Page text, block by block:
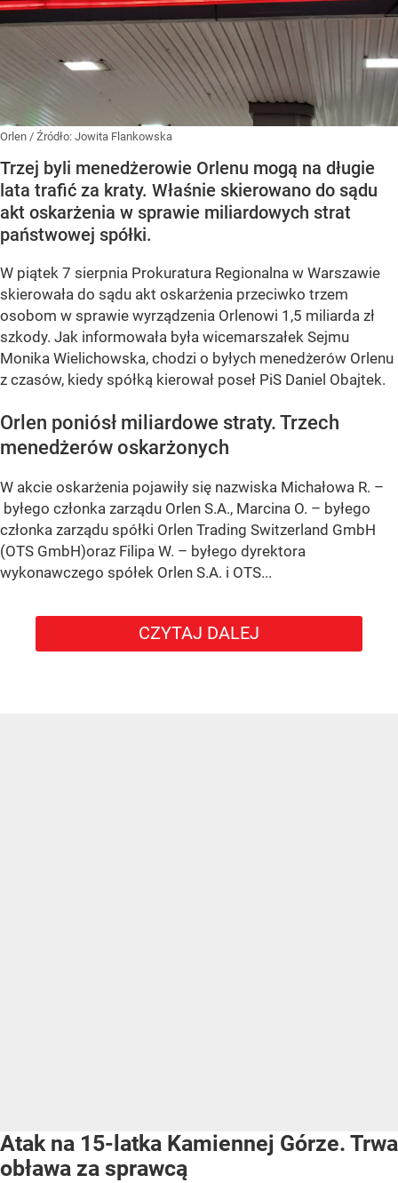
Orlen / Źródło: Jowita Flankowska
Trzej byli menedżerowie Orlenu mogą na długie
lata trafić za kraty. Właśnie skierowano do sądu
akt oskarżenia w sprawie miliardowych strat
państwowej spółki.
W piątek 7 sierpnia Prokuratura Regionalna w Warszawie
skierowała do sądu akt oskarżenia przeciwko trzem
osobom w sprawie wyrządzenia Orlenowi 1,5 miliarda zł
szkody. Jak informowała była wicemarszałek Sejmu
Monika Wielichowska, chodzi o byłych menedżerów Orlenu
z czasów, kiedy spółką kierował poseł PiS Daniel Obajtek.
Orlen poniósł miliardowe straty. Trzech
menedżerów oskarżonych
W akcie oskarżenia pojawiły się nazwiska Michałowa R. –
byłego członka zarządu Orlen S.A., Marcina O. – byłego
członka zarządu spółki Orlen Trading Switzerland GmbH
(OTS GmbH)oraz Filipa W. – byłego dyrektora
wykonawczego spółek Orlen S.A. i OTS...
CZYTAJ DALEJ
Atak na 15-latka Kamiennej Górze. Trwa
obława za sprawcą